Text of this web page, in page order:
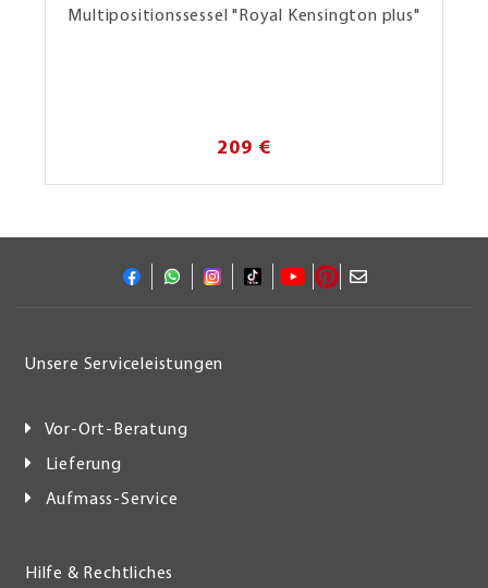
Multipositionssessel "Royal Kensington plus"
209 €
Unsere Serviceleistungen
Vor-Ort-Beratung
Lieferung
Aufmass-Service
Hilfe & Rechtliches